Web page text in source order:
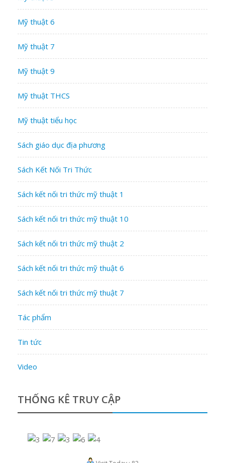
Mỹ thuật 6
Mỹ thuật 7
Mỹ thuật 9
Mỹ thuật THCS
Mỹ thuật tiểu học
Sách giáo dục địa phương
Sách Kết Nối Tri Thức
Sách kết nối tri thức mỹ thuật 1
Sách kết nối tri thức mỹ thuật 10
Sách kết nối tri thức mỹ thuật 2
Sách kết nối tri thức mỹ thuật 6
Sách kết nối tri thức mỹ thuật 7
Tác phẩm
Tin tức
Video
THỐNG KÊ TRUY CẬP